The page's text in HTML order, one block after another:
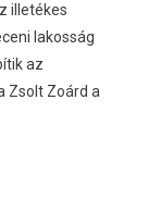
illetékes
lakosság
az
Zsolt Zoárd a